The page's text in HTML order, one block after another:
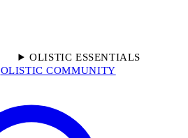
OLISTIC ESSENTIALS
OLISTIC COMMUNITY